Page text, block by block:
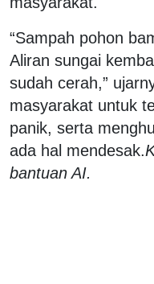
“Sampah pohon
Aliran sungai
sudah cerah,”
masyarakat untuk
panik, serta
ada hal mendesak.
bantuan AI.